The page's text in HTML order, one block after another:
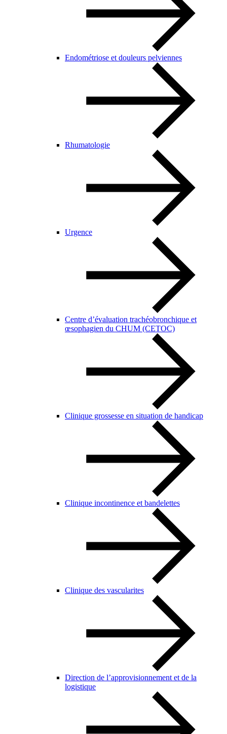
Endométriose et douleurs pelviennes
Rhumatologie
Urgence
Centre d’évaluation trachéobronchique et
œsophagien du CHUM (CETOC)
Clinique grossesse en situation de handicap
Clinique incontinence et bandelettes
Clinique des vascularites
Direction de l’approvisionnement et de la
logistique